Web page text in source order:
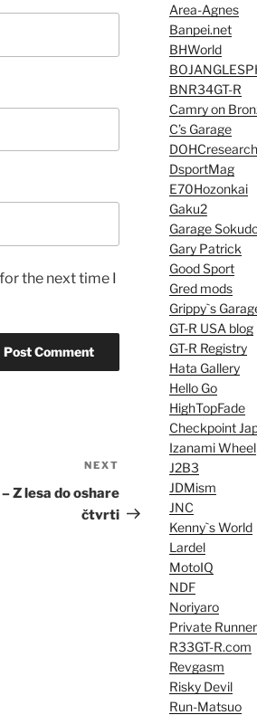
the next time I
Post
NEXT
Z lesa do oshare
čtvrti
Area-Agnes
Banpei.net
BHWorld
BNR34GT-R
Camry on
C’s Garage
DOHCresearch
DsportMag
E70Hozonkai
Gaku2
Garage
Gary Patrick
Good Sport
Gred mods
Grippy`s
GT-R USA blog
GT-R Registry
Hata Gallery
Hello Go
HighTopFade
Checkpoint
Izanami Wheel
J2B3
JDMism
JNC
Kenny`s World
Lardel
MotoIQ
NDF
Noriyaro
Private
R33GT-R.com
Revgasm
Risky Devil
Run-Matsuo